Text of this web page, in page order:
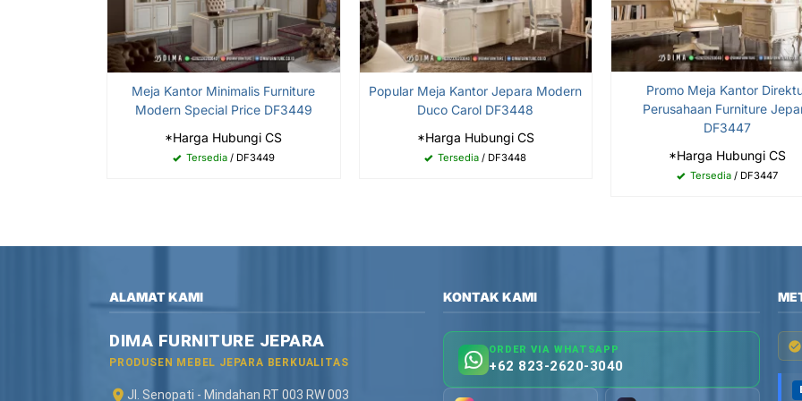
Meja Kantor Minimalis Furniture
Modern Special Price DF3449
*Harga Hubungi CS
Tersedia/ DF3449
Popular Meja Kantor Jepara Modern
Duco Carol DF3448
*Harga Hubungi CS
Tersedia / DF3448
Promo Meja Kantor
Perusahaan Furniture
DF3447
*Harga Hubungi CS
Tersedia / DF3447
ALAMAT KAMI
DIMA FURNITURE JEPARA
PRODUSEN MEBEL JEPARA BERKUALITAS
Jl. Senopati - Mindahan RT 003 RW 003
KONTAK KAMI
ORDER VIA WHATSAPP
+62 823-2620-3040